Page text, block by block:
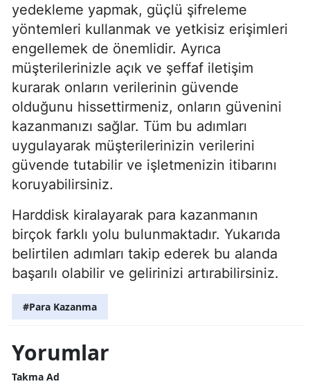
yedekleme yapmak, güçlü şifreleme
yöntemleri kullanmak ve yetkisiz erişimleri
engellemek de önemlidir. Ayrıca
müşterilerinizle açık ve şeffaf iletişim
kurarak onların verilerinin güvende
olduğunu hissettirmeniz, onların güvenini
kazanmanızı sağlar. Tüm bu adımları
uygulayarak müşterilerinizin verilerini
güvende tutabilir ve işletmenizin itibarını
koruyabilirsiniz.
Harddisk kiralayarak para kazanmanın
birçok farklı yolu bulunmaktadır. Yukarıda
belirtilen adımları takip ederek bu alanda
başarılı olabilir ve gelirinizi artırabilirsiniz.
#Para Kazanma
Yorumlar
Takma Ad